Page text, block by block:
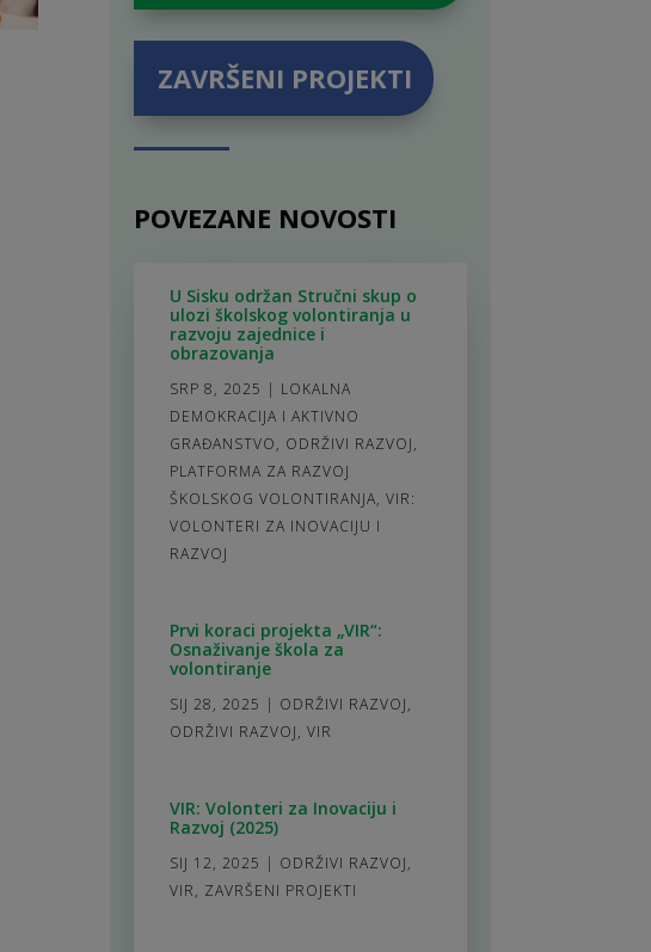
ZAVRŠENI PROJEKTI
POVEZANE NOVOSTI
U Sisku održan Stručni skup o
ulozi školskog volontiranja u
razvoju zajednice i
obrazovanja
SRP 8, 2025 | LOKALNA
DEMOKRACIJA I AKTIVNO
GRAĐANSTVO, ODRŽIVI RAZVOJ,
PLATFORMA ZA RAZVOJ
ŠKOLSKOG VOLONTIRANJA, VIR:
VOLONTERI ZA INOVACIJU I
RAZVOJ
Prvi koraci projekta „VIR“:
Osnaživanje škola za
volontiranje
SIJ 28, 2025 | ODRŽIVI RAZVOJ,
ODRŽIVI RAZVOJ, VIR
VIR: Volonteri za Inovaciju i
Razvoj (2025)
SIJ 12, 2025 | ODRŽIVI RAZVOJ,
VIR, ZAVRŠENI PROJEKTI